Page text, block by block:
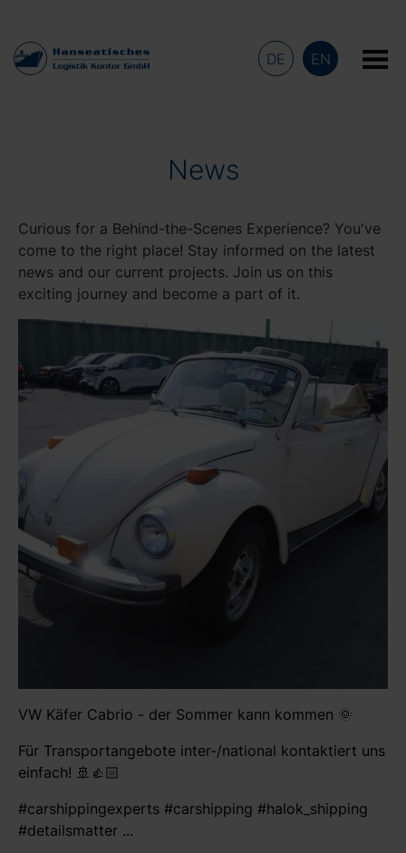
DE EN
News
Curious for a Behind-the-Scenes Experience? You've
come to the right place! Stay informed on the latest
news and our current projects. Join us on this
exciting journey and become a part of it.
VW Käfer Cabrio - der Sommer kann kommen 🌞
Für Transportangebote inter-/national kontaktiert uns
einfach! 🚢👍🏻
#carshippingexperts #carshipping #halok_shipping
#detailsmatter ...